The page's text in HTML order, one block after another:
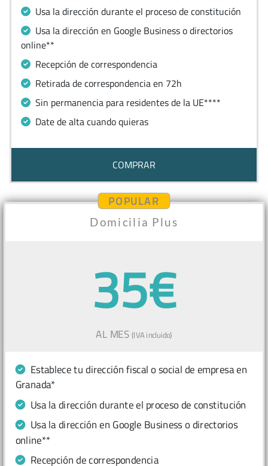
Usa la dirección durante el proceso de constitución
Usa la dirección en Google Business o directorios
online**
Recepción de correspondencia
Retirada de correspondencia en 72h
Sin permanencia para residentes de la UE****
Date de alta cuando quieras
COMPRAR
POPULAR
Domicilia Plus
35€
AL MES(IVA incluido)
Establece tu dirección fiscal o social de empresa en
Granada*
Usa la dirección durante el proceso de constitución
Usa la dirección en Google Business o directorios
online**
Recepción de correspondencia